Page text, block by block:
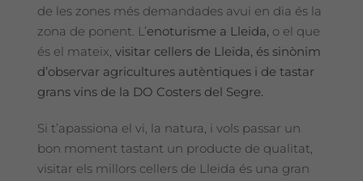
de les zones més demandades avui en dia és la
zona de ponent. L’enoturisme a Lleida, o el que
és el mateix, visitar cellers de Lleida, és sinònim
d’observar agricultures autèntiques i de tastar
grans vins de la DO Costers del Segre.
Si t’apassiona el vi, la natura, i vols passar un
bon moment tastant un producte de qualitat,
visitar els millors cellers de Lleida és una gran